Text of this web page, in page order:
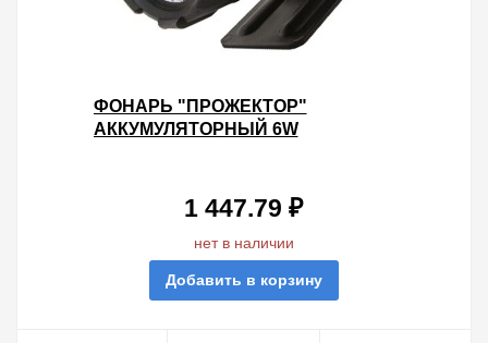
ФОНАРЬ "ПРОЖЕКТОР"
АККУМУЛЯТОРНЫЙ 6W
1 447.79 ₽
нет в наличии
Добавить в корзину